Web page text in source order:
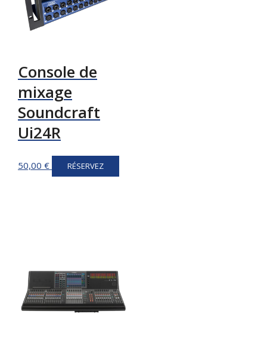
Console de
mixage
Soundcraft
Ui24R
50,00 € RÉSERVEZ